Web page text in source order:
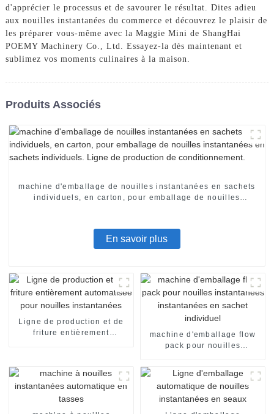
d'apprécier le processus et de savourer le résultat. Dites adieu
aux nouilles instantanées du commerce et découvrez le plaisir de
les préparer vous-même avec la Maggie Mini de ShangHai
POEMY Machinery Co., Ltd. Essayez-la dès maintenant et
sublimez vos moments culinaires à la maison.
Produits Associés
machine d'emballage de nouilles instantanées en sachets
individuels, en carton, pour emballage de nouilles
En savoir plus
Ligne de production et de
friture entièrement
machine d'emballage flow
pack pour nouilles